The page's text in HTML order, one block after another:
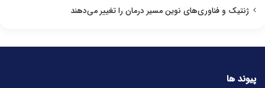
ژنتیک و فناوری‌های نوین مسیر درمان را تغییر می‌دهند
پیوند ها